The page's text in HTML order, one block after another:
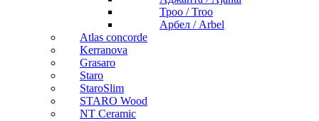
Троо / Troo
Арбел / Arbel
Atlas concorde
Kerranova
Grasaro
Staro
StaroSlim
STARO Wood
NT Ceramic